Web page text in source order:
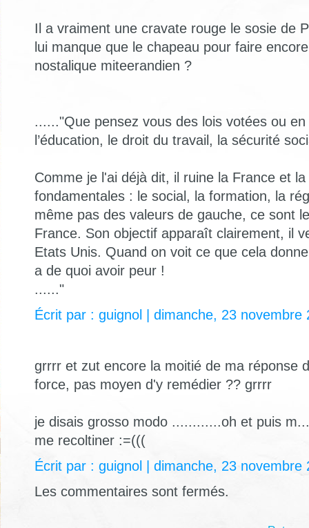
Il a vraiment une cravate rouge le sosie de
lui manque que le chapeau pour faire
nostalique miteerandien ?
......"Que pensez vous des lois votées ou
l’éducation, le droit du travail, la sécurité
Comme je l'ai déjà dit, il ruine la France et
fondamentales : le social, la formation, la
même pas des valeurs de gauche, ce sont
France. Son objectif apparaît clairement, il
Etats Unis. Quand on voit ce que cela
a de quoi avoir peur !
......"
Écrit par : guignol | dimanche, 23 novembre
grrrr et zut encore la moitié de ma réponse
force, pas moyen d'y remédier ?? grrrr
je disais grosso modo ............oh et puis
me recoltiner :=(((
Écrit par : guignol | dimanche, 23 novembre
Les commentaires sont fermés.